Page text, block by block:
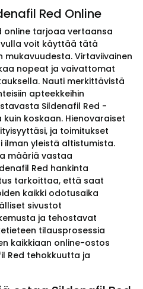
Red Online
online tarjoaa vertaansa
voit käyttää tätä
Virtaviivainen
nopeat ja vaivattomat
Nauti merkittävistä
apteekkeihin
Sildenafil Red -
koskaan. Hienovaraiset
ja toimitukset
ilman yleistä altistumista.
määriä vastaa
Red hankinta
tarkoittaa, että saat
kaikki odotusaika
sivustot
ja tehostavat
tilausprosessia
kaikkiaan online-ostos
Red tehokkuutta ja